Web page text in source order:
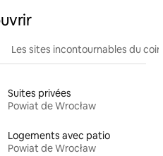
Les sites incontournables du coin
Suites privées
Powiat de Wrocław
Logements avec patio
Powiat de Wrocław